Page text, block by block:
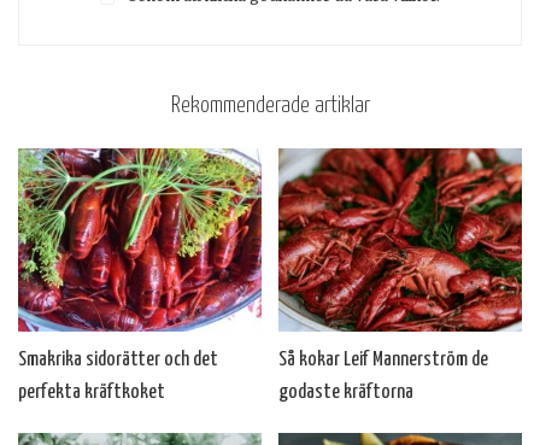
Rekommenderade artiklar
Smakrika sidorätter och det
perfekta kräftkoket
Så kokar Leif Mannerström de
godaste kräftorna